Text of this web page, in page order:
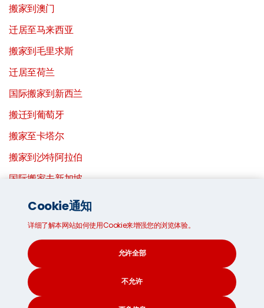
搬家到澳门
迁居至马来西亚
搬家到毛里求斯
迁居至荷兰
国际搬家到新西兰
搬迁到葡萄牙
搬家至卡塔尔
搬家到沙特阿拉伯
国际搬家去新加坡
迁居至南非
搬到韩国
至西班牙的搬家公司
搬迁到瑞典
搬家到瑞士
Cookie通知
详细了解本网站如何使用Cookie来增强您的浏览体验。
允许全部
不允许